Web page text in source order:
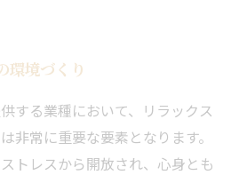
環境づくり
する業種において、リラックス
非常に重要な要素となります。
トレスから開放され、心身とも